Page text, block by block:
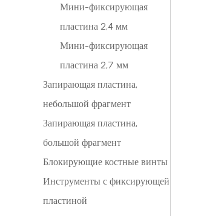
Мини-фиксирующая
пластина 2,4 мм
Мини-фиксирующая
пластина 2,7 мм
Запирающая пластина,
небольшой фрагмент
Запирающая пластина,
большой фрагмент
Блокирующие костные винты
Инструменты с фиксирующей
пластиной